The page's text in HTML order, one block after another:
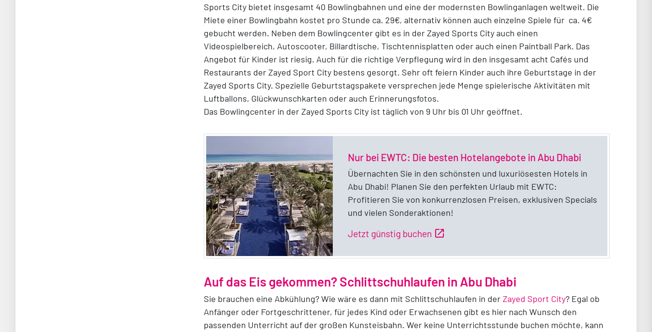
Sports City bietet insgesamt 40 Bowlingbahnen und eine der modernsten Bowlinganlagen weltweit. Die
Miete einer Bowlingbahn kostet pro Stunde ca. 29€, alternativ können auch einzelne Spiele für ca. 4€
gebucht werden. Neben dem Bowlingcenter gibt es in der Zayed Sports City auch einen
Videospielbereich, Autoscooter, Billardtische, Tischtennisplatten oder auch einen Paintball Park. Das
Angebot für Kinder ist riesig. Auch für die richtige Verpflegung wird in den insgesamt acht Cafés und
Restaurants der Zayed Sport City bestens gesorgt. Sehr oft feiern Kinder auch ihre Geburtstage in der
Zayed Sports City. Spezielle Geburtstagspakete versprechen jede Menge spielerische Aktivitäten mit
Luftballons, Glückwunschkarten oder auch Erinnerungsfotos.
Das Bowlingcenter in der Zayed Sports City ist täglich von 9 Uhr bis 01 Uhr geöffnet.
Nur bei EWTC: Die besten Hotelangebote in Abu Dhabi
Übernachten Sie in den schönsten und luxuriösesten Hotels in
Abu Dhabi! Planen Sie den perfekten Urlaub mit EWTC:
Profitieren Sie von konkurrenzlosen Preisen, exklusiven Specials
und vielen Sonderaktionen!
Jetzt günstig buchen open_in_new
Auf das Eis gekommen? Schlittschuhlaufen in Abu Dhabi
Sie brauchen eine Abkühlung? Wie wäre es dann mit Schlittschuhlaufen in derZayed Sport City? Egal ob
Anfänger oder Fortgeschrittener, für jedes Kind oder Erwachsenen gibt es hier nach Wunsch den
passenden Unterricht auf der großen Kunsteisbahn. Wer keine Unterrichtsstunde buchen möchte, kann